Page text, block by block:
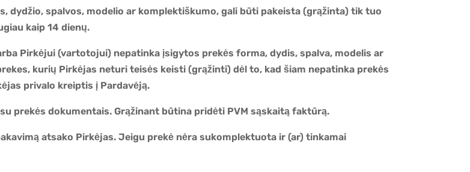
dydžio, spalvos, modelio ar komplektiškumo, gali būti pakeista (grąžinta) tik tuo
kaip 14 dienų.
Pirkėjui (vartotojui) nepatinka įsigytos prekės forma, dydis, spalva, modelis ar
kurių Pirkėjas neturi teisės keisti (grąžinti) dėl to, kad šiam nepatinka prekės
privalo kreiptis į Pardavėją.
prekės dokumentais. Grąžinant būtina pridėti PVM sąskaitą faktūrą.
atsako Pirkėjas. Jeigu prekė nėra sukomplektuota ir (ar) tinkamai